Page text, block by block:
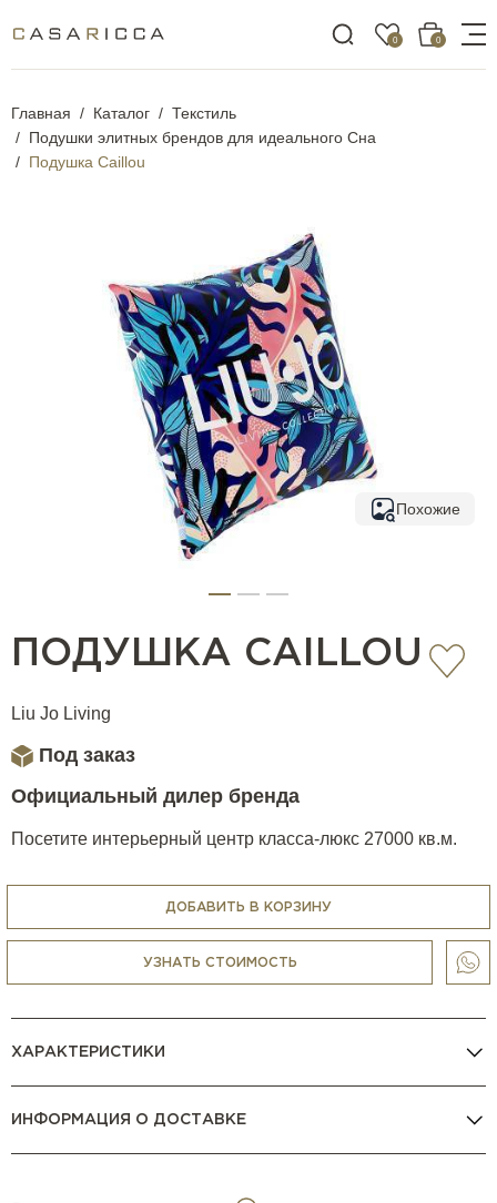
0 0
Главная Каталог
Текстиль
Подушки элитных брендов для идеального Сна
Подушка Caillou
Похожие
ПОДУШКА CAILLOU
Liu Jo Living
Под заказ
Официальный дилер бренда
Посетите интерьерный центр класса-люкс 27000 кв.м.
ДОБАВИТЬ В КОРЗИНУ
УЗНАТЬ СТОИМОСТЬ
ХАРАКТЕРИСТИКИ
ИНФОРМАЦИЯ О ДОСТАВКЕ